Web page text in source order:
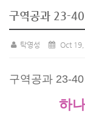
구역공과 23-40
탁영성 Oct
구역공과 23-40
하